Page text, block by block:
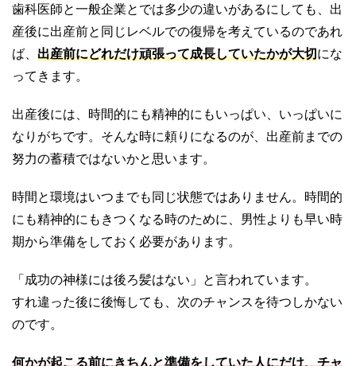
歯科医師と一般企業とでは多少の違いがあるにしても、出
産後に出産前と同じレベルでの復帰を考えているのであれ
ば、 出産前にどれだけ頑張って成長していたかが大切にな
ってきます。
出産後には、時間的にも精神的にもいっぱい、いっぱいに
なりがちです。そんな時に頼りになるのが、出産前までの
努力の蓄積ではないかと思います。
時間と環境はいつまでも同じ状態ではありません。時間的
にも精神的にもきつくなる時のために、男性よりも早い時
期から準備をしておく必要があります。
「成功の神様には後ろ髪はない」と言われています。
すれ違った後に後悔しても、次のチャンスを待つしかない
のです。
何かが起こる前にきちんと準備をしていた人にだけ、チャ